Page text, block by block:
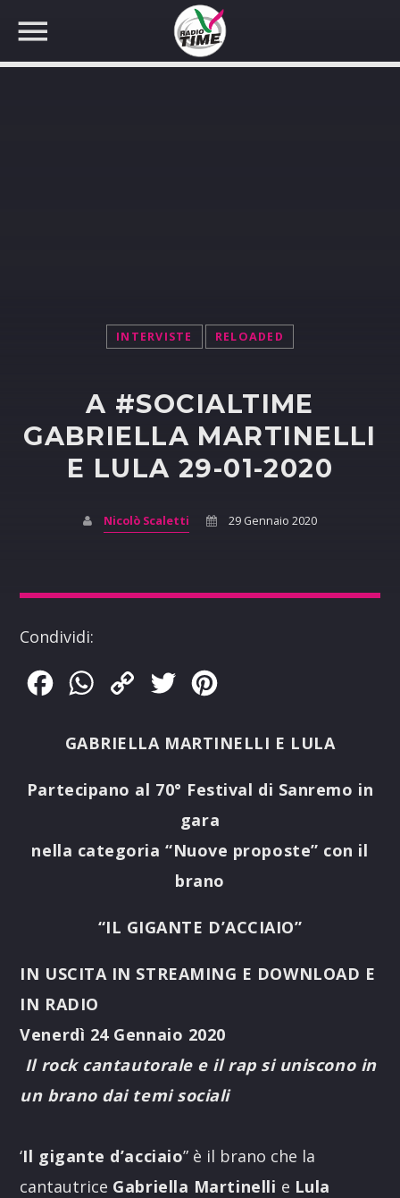
INTERVISTE RELOADED
A #SOCIALTIME
GABRIELLA MARTINELLI
E LULA 29-01-2020
Nicolò Scaletti 29 Gennaio 2020
Condividi:
FacebookWhatsApp
Copy
Twitter
GABRIELLA MARTINELLI E LULA
Partecipano al 70° Festival di Sanremo in
gara
nella categoria “Nuove proposte” con il
brano
“IL GIGANTE D’ACCIAIO”
IN USCITA IN STREAMING E DOWNLOAD E
IN RADIO
Venerdì 24 Gennaio 2020
Il rock cantautorale e il rap si uniscono in
un brano dai temi sociali
‘Il gigante d’acciaio” è il brano che la
cantautrice Gabriella Martinelli e Lula